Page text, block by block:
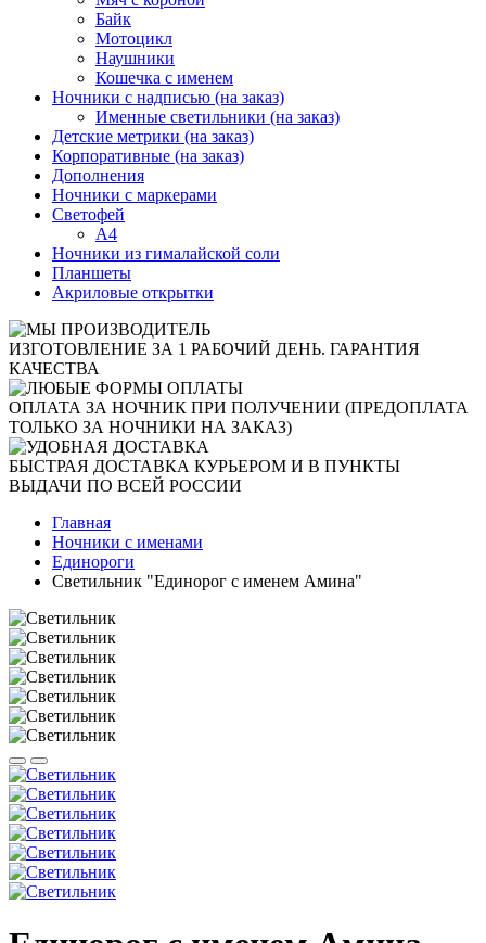
Байк
Мотоцикл
Наушники
Кошечка с именем
Ночники с надписью (на заказ)
Именные светильники (на заказ)
Детские метрики (на заказ)
Корпоративные (на заказ)
Дополнения
Ночники с маркерами
Светофей
А4
Ночники из гималайской соли
Планшеты
Акриловые открытки
ИЗГОТОВЛЕНИЕ ЗА 1 РАБОЧИЙ ДЕНЬ. ГАРАНТИЯ
КАЧЕСТВА
ОПЛАТА ЗА НОЧНИК ПРИ ПОЛУЧЕНИИ (ПРЕДОПЛАТА
ТОЛЬКО ЗА НОЧНИКИ НА ЗАКАЗ)
БЫСТРАЯ ДОСТАВКА КУРЬЕРОМ И В ПУНКТЫ
ВЫДАЧИ ПО ВСЕЙ РОССИИ
Главная
Ночники с именами
Единороги
Светильник "Единорог с именем Амина"